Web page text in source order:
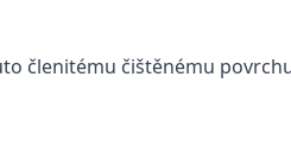
členitému čištěnému